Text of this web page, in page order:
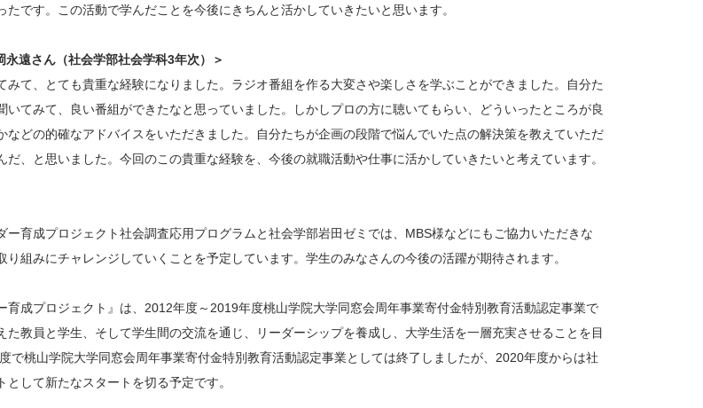
たです。この活動で学んだことを今後にきちんと活かしていきたいと思います。
遠さん（社会学部社会学科3年次）＞
みて、とても貴重な経験になりました。ラジオ番組を作る大変さや楽しさを学ぶことができました。自分た
いてみて、良い番組ができたなと思っていました。しかしプロの方に聴いてもらい、どういったところが良
などの的確なアドバイスをいただきました。自分たちが企画の段階で悩んでいた点の解決策を教えていただ
だ、と思いました。今回のこの貴重な経験を、今後の就職活動や仕事に活かしていきたいと考えています。
ー育成プロジェクト社会調査応用プログラムと社会学部岩田ゼミでは、MBS様などにもご協力いただきな
り組みにチャレンジしていくことを予定しています。学生のみなさんの今後の活躍が期待されます。
成プロジェクト』は、2012年度～2019年度桃山学院大学同窓会周年事業寄付金特別教育活動認定事業で
た教員と学生、そして学生間の交流を通じ、リーダーシップを養成し、大学生活を一層充実させることを目
で桃山学院大学同窓会周年事業寄付金特別教育活動認定事業としては終了しましたが、2020年度からは社
して新たなスタートを切る予定です。